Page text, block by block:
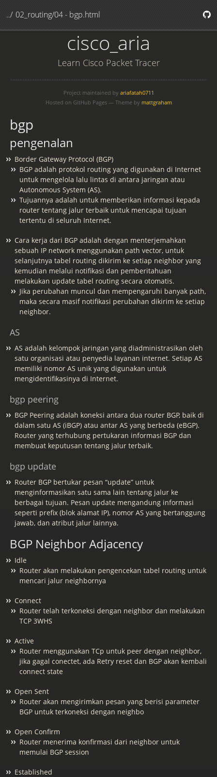
../ 02_routing/04 - bgp.html
cisco_aria
Learn Cisco Packet Tracer
Project maintained by ariafatah0711
Hosted on GitHub Pages — Theme by mattgraham
bgp
pengenalan
Border Gateway Protocol (BGP)
BGP adalah protokol routing yang digunakan di Internet
untuk mengelola lalu lintas di antara jaringan atau
Autonomous System (AS).
Tujuannya adalah untuk memberikan informasi kepada
router tentang jalur terbaik untuk mencapai tujuan
tertentu di seluruh Internet.
Cara kerja dari BGP adalah dengan menterjemahkan
sebuah IP network menggunakan path vector, untuk
selanjutnya tabel routing dikirim ke setiap neighbor yang
kemudian melalui notifikasi dan pemberitahuan
melakukan update tabel routing secara otomatis.
Jika perubahan muncul dan mempengaruhi banyak path,
maka secara masif notifikasi perubahan dikirim ke setiap
neighbor.
AS
AS adalah kelompok jaringan yang diadministrasikan oleh
satu organisasi atau penyedia layanan internet. Setiap AS
memiliki nomor AS unik yang digunakan untuk
mengidentifikasinya di Internet.
bgp peering
BGP Peering adalah koneksi antara dua router BGP, baik di
dalam satu AS (iBGP) atau antar AS yang berbeda (eBGP).
Router yang terhubung pertukaran informasi BGP dan
membuat keputusan tentang jalur terbaik.
bgp update
Router BGP bertukar pesan “update” untuk
menginformasikan satu sama lain tentang jalur ke
berbagai tujuan. Pesan update mengandung informasi
seperti prefix (blok alamat IP), nomor AS yang bertanggung
jawab, dan atribut jalur lainnya.
BGP Neighbor Adjacency
Idle
Router akan melakukan pengencekan tabel routing untuk
mencari jalur neighbornya
Connect
Router telah terkoneksi dengan neighbor dan melakukan
TCP 3WHS
Active
Router menggunakan TCp untuk peer dengan neighbor,
jika gagal conectet, ada Retry reset dan BGP akan kembali
connect state
Open Sent
Router akan mengirimkan pesan yang berisi parameter
BGP untuk terkoneksi dengan neighbo
Open Confirm
Router menerima konfirmasi dari neighbor untuk
memulai BGP session
Established